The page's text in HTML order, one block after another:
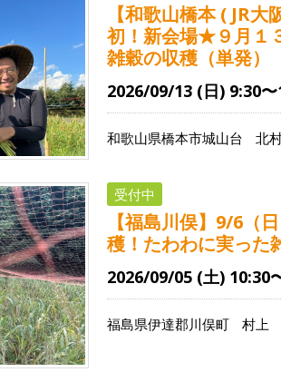
【和歌山橋本 ( JR
初！新会場★９月１
雑穀の収穫（単発）
2026/09/13 (日) 9:30
和歌山県橋本市城山台 北
受付中
【福島川俣】9/6（
穫！たわわに実った
2026/09/05 (土) 10:30
福島県伊達郡川俣町 村上